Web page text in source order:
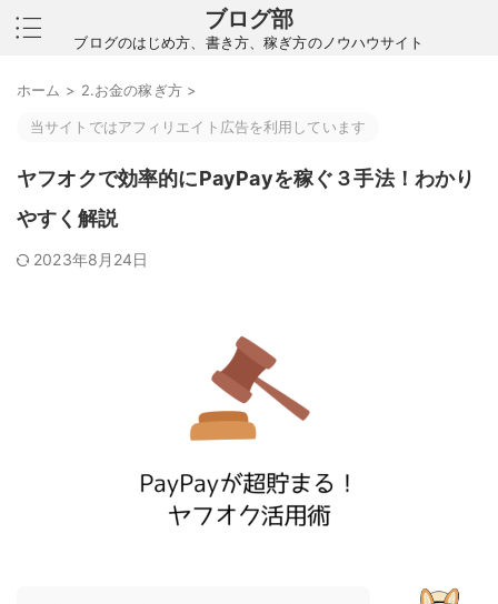
ブログ部
ブログのはじめ方、書き方、稼ぎ方のノウハウサイト
ホーム > 2.お金の稼ぎ方 >
当サイトではアフィリエイト広告を利用しています
ヤフオクで効率的にPayPayを稼ぐ３手法！わかり
やすく解説
2023年8月24日